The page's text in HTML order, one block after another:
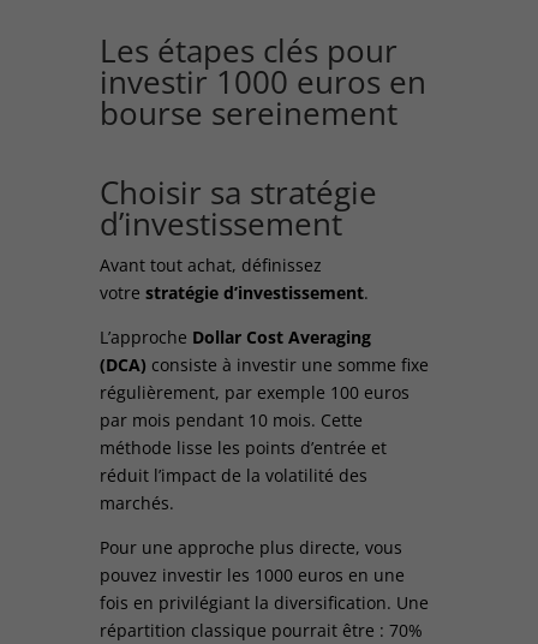
Les étapes clés pour
investir 1000 euros en
bourse sereinement
Choisir sa stratégie
d’investissement
Avant tout achat, définissez
votre stratégie d’investissement.
L’approche Dollar Cost Averaging
(DCA) consiste à investir une somme fixe
régulièrement, par exemple 100 euros
par mois pendant 10 mois. Cette
méthode lisse les points d’entrée et
réduit l’impact de la volatilité des
marchés.
Pour une approche plus directe, vous
pouvez investir les 1000 euros en une
fois en privilégiant la diversification. Une
répartition classique pourrait être : 70%